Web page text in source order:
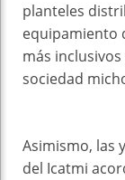
planteles
equipamiento
más
sociedad
Asimismo, las
del Icatmi